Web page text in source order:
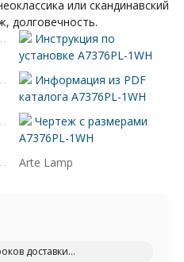
или скандинавский
долговечность.
Инструкция по
установке A7376PL-1WH
Информация из PDF
каталога A7376PL-1WH
Чертеж с размерами
A7376PL-1WH
Arte Lamp
доставки...